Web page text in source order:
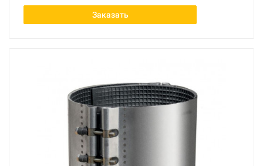
Заказать